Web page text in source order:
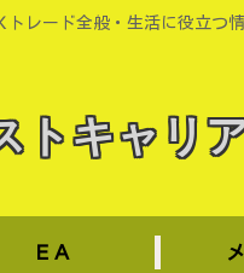
レード全般・生活に役立つ
トキャリ
ＥＡ